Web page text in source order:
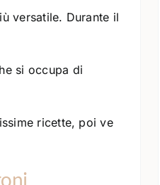
versatile. Durante il
si occupa di
ricette, poi ve